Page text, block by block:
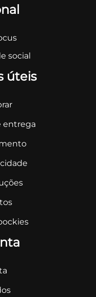
social
úteis
entrega